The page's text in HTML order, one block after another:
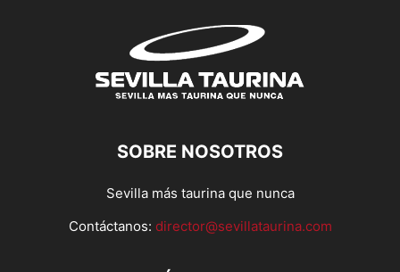
SOBRE NOSOTROS
Sevilla más taurina que nunca
Contáctanos: director@sevillataurina.com